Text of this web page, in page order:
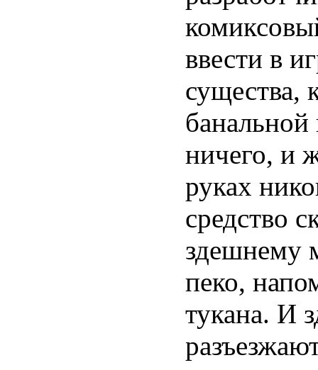
ввести в
существа,
ничего, и
руках
средство
здешнему
пеко,
тукана. И